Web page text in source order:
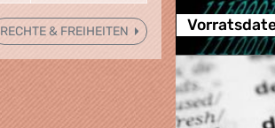
RECHTE & FREIHEITEN